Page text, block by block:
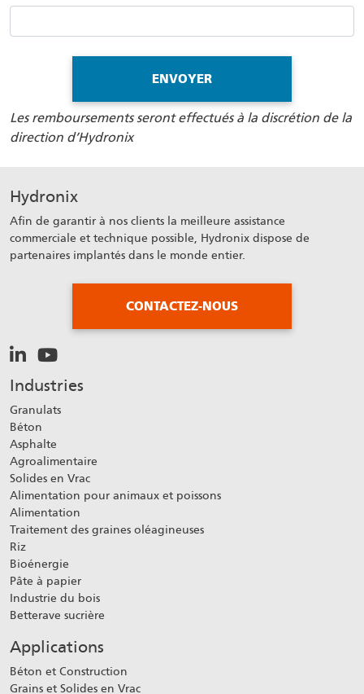
Les remboursements seront effectués à la discrétion de la
direction d’Hydronix
Hydronix
Afin de garantir à nos clients la meilleure assistance
commerciale et technique possible, Hydronix dispose de
partenaires implantés dans le monde entier.
CONTACTEZ-NOUS
Industries
Granulats
Béton
Asphalte
Agroalimentaire
Solides en Vrac
Alimentation pour animaux et poissons
Alimentation
Traitement des graines oléagineuses
Riz
Bioénergie
Pâte à papier
Industrie du bois
Betterave sucrière
Applications
Béton et Construction
Grains et Solides en Vrac